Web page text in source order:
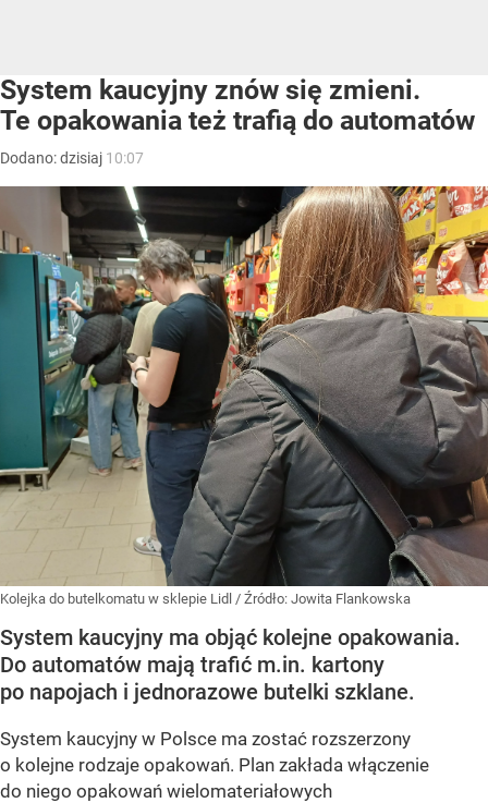
System kaucyjny znów się zmieni.
Te opakowania też trafią do automatów
Dodano:dzisiaj 10:07
Kolejka do butelkomatu w sklepie Lidl / Źródło: Jowita Flankowska
System kaucyjny ma objąć kolejne opakowania.
Do automatów mają trafić m.in. kartony
po napojach i jednorazowe butelki szklane.
System kaucyjny w Polsce ma zostać rozszerzony
o kolejne rodzaje opakowań. Plan zakłada włączenie
do niego opakowań wielomateriałowych